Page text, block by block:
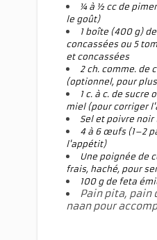
¼ à ½ cc de
le goût)
1 boîte (400 g)
concassées ou 5
et concassées
2 ch. comme. de
(optionnel, pour
1 c. à c. de sucre
miel (pour corriger
Sel et poivre
4 à 6 œufs (1–2
l'appétit)
Une poignée de
frais, haché, pour
100 g de feta
Pain pita, pain
naan pour